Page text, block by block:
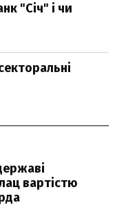
"Січ" і чи
вартістю